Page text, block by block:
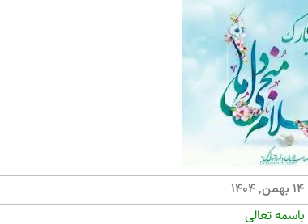
14 بهمن, 1404
باسمه تعالی